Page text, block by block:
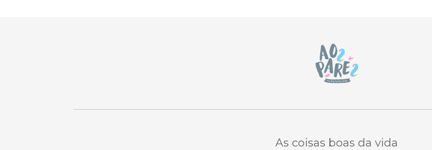
As coisas boas da vida